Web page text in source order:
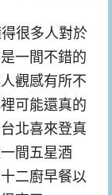
很多人對於
一間不錯的
觀感有所不
可能還真的
北喜來登真
間五星酒
二廚早餐以